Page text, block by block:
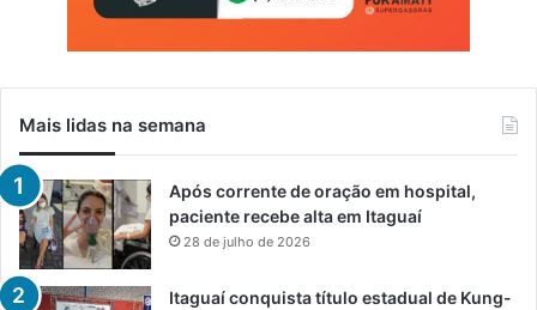
Mais lidas na semana
Após corrente de oração em hospital,
paciente recebe alta em Itaguaí
28 de julho de 2026
Itaguaí conquista título estadual de Kung-